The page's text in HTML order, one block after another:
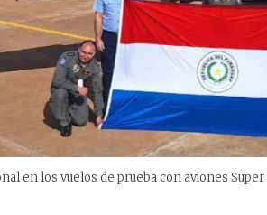
en los vuelos de prueba con aviones Super